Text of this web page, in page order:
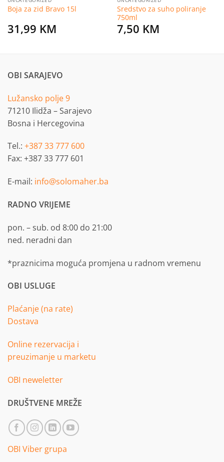
Boja za zid Bravo 15l
31,99 KM
Sredstvo za suho poliranje
750ml
7,50 KM
OBI SARAJEVO
Lužansko polje 9
71210 Ilidža – Sarajevo
Bosna i Hercegovina
Tel.: +387 33 777 600
Fax: +387 33 777 601
E-mail: info@solomaher.ba
RADNO VRIJEME
pon. – sub. od 8:00 do 21:00
ned. neradni dan
*praznicima moguća promjena u radnom vremenu
OBI USLUGE
Plaćanje (na rate)
Dostava
Online rezervacija i
preuzimanje u marketu
OBI neweletter
DRUŠTVENE MREŽE
OBI Viber grupa